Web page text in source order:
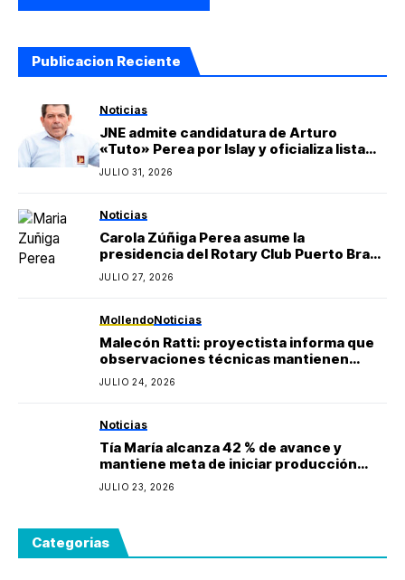
Publicacion Reciente
Noticias
JNE admite candidatura de Arturo
«Tuto» Perea por Islay y oficializa lista
regional de Yo Arequipa encabezada por
Berly Gonzales
JULIO 31, 2026
Noticias
Carola Zúñiga Perea asume la
presidencia del Rotary Club Puerto Bravo
Mollendo y anuncia proyectos sociales
para la provincia de Islay
JULIO 27, 2026
MollendoNoticias
Malecón Ratti: proyectista informa que
observaciones técnicas mantienen
paralizada la obra y estima reinicio en
agosto
JULIO 24, 2026
Noticias
Tía María alcanza 42 % de avance y
mantiene meta de iniciar producción
durante 2027
JULIO 23, 2026
Categorias